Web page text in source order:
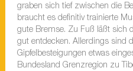
graben sich tief zwischen die
braucht es definitiv trainierte
gute Bremse. Zu Fuß läßt sich
gut entdecken. Allerdings sind
Gipfelbesteigungen etwas
Bundesland Grenzregion zu